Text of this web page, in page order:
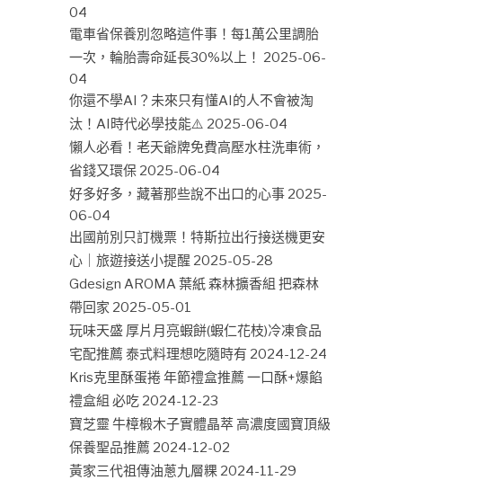
04
電車省保養別忽略這件事！每1萬公里調胎
一次，輪胎壽命延長30%以上！ 2025-06-
04
你還不學AI？未來只有懂AI的人不會被淘
汰！AI時代必學技能⚠️ 2025-06-04
懶人必看！老天爺牌免費高壓水柱洗車術，
省錢又環保 2025-06-04
好多好多，藏著那些說不出口的心事 2025-
06-04
出國前別只訂機票！特斯拉出行接送機更安
心｜旅遊接送小提醒 2025-05-28
Gdesign AROMA 葉紙 森林擴香組 把森林
帶回家 2025-05-01
玩味天盛 厚片月亮蝦餅(蝦仁花枝)冷凍食品
宅配推薦 泰式料理想吃隨時有 2024-12-24
Kris克里酥蛋捲 年節禮盒推薦 一口酥+爆餡
禮盒組 必吃 2024-12-23
寶芝靈 牛樟椴木子實體晶萃 高濃度國寶頂級
保養聖品推薦 2024-12-02
黃家三代祖傳油蔥九層粿 2024-11-29